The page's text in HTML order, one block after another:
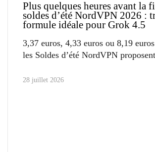
Plus quelques heures avant la
soldes d’été NordVPN 2026 :
formule idéale pour Grok 4.5
3,37 euros, 4,33 euros ou 8,19
les Soldes d’été NordVPN proposent
28 juillet 2026